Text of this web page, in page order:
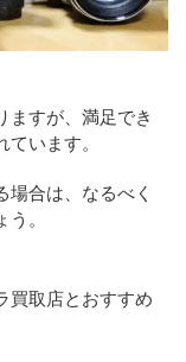
ますが、満足でき
います。
場合は、なるべく
。
買取店とおすすめ